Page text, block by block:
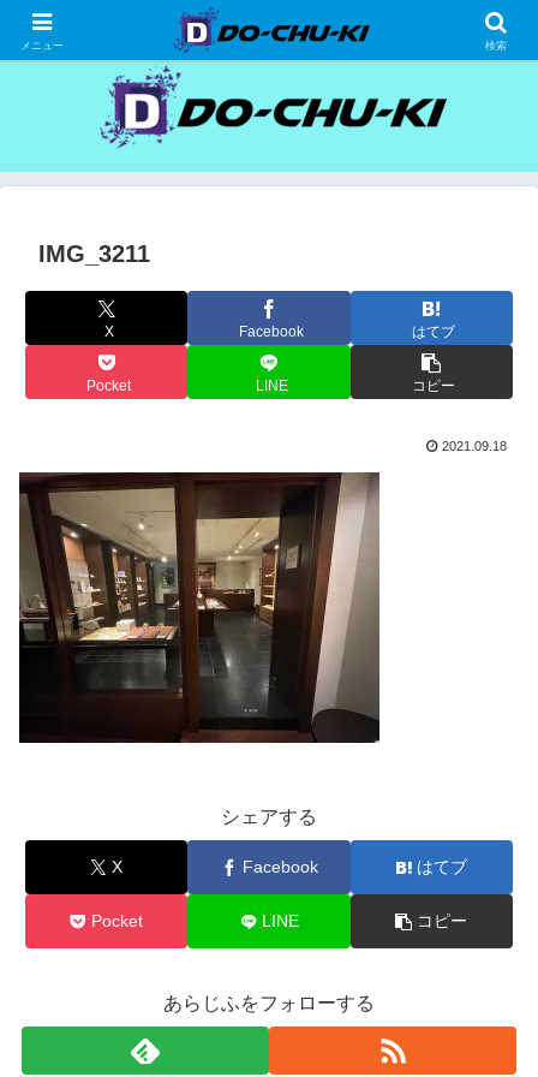
高級ホテルの格安宿泊研究、宿泊記
IMG_3211
X Facebook はてブ
Pocket LINE コピー
2021.09.18
シェアする
X Facebook はてブ
Pocket LINE コピー
あらじふをフォローする
メニュー 検索